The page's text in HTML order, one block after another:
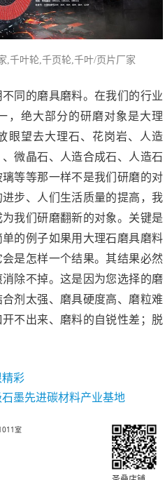
,千叶轮,千页轮,千叶/页片厂家
同的磨具磨料。在我们的行业
，绝大部分的研磨对象是大理
眼望去大理石、花岗岩、人造
微晶石、人造合成石、人造石
等等那一样不是我们研磨的对
步、人们生活质量的提高，我
我们研磨翻新的对象。关键是
的例子如果用大理石磨具磨料
是怎样一个结果。其结果必然
除不掉。这是因为您选择的磨
剂太强、磨具硬度高、磨粒难
不出来、磨料的自锐性差；脱
彩
墨先进碳材料产业基地
室